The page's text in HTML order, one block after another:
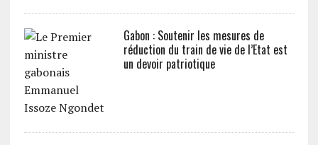
Gabon : Soutenir les mesures de
réduction du train de vie de l’Etat est
un devoir patriotique